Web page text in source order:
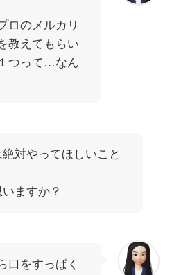
ロのメルカリ
教えてもらい
つって…なん
対やってほしいこと
ますか？
口をすっぱく